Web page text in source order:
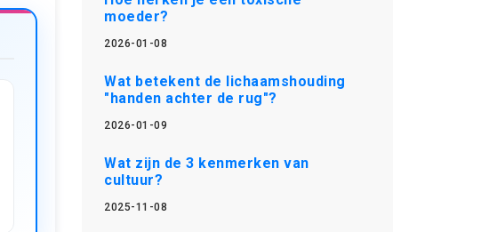
moeder?
2026-01-08
Wat betekent de lichaamshouding
"handen achter de rug"?
2026-01-09
Wat zijn de 3 kenmerken van
cultuur?
2025-11-08